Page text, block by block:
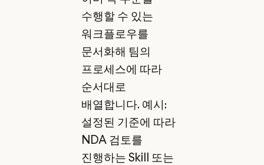
수행할 수 있는
워크플로우를
문서화해 팀의
프로세스에 따라
순서대로
배열합니다. 예시:
설정된 기준에 따라
NDA 검토를
진행하는 Skill 또는